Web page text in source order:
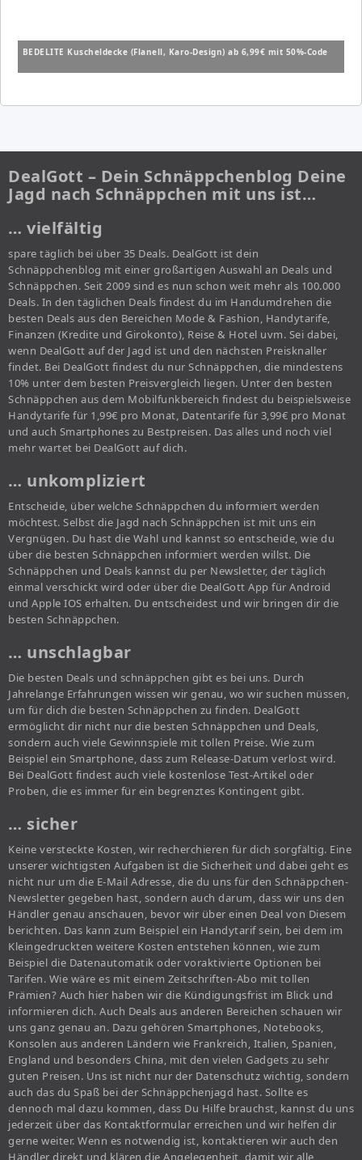
BEDELITE Kuscheldecke (Flanell, Karo-Design) ab 6,99€ mit 50%-Code
DealGott – Dein Schnäppchenblog Deine
Jagd nach Schnäppchen mit uns ist…
… vielfältig
spare täglich bei über 35 Deals. DealGott ist dein
Schnäppchenblog mit einer großartigen Auswahl an Deals und
Schnäppchen. Seit 2009 sind es nun schon weit mehr als 100.000
Deals. In den täglichen Deals findest du im Handumdrehen die
besten Deals aus den Bereichen Mode & Fashion, Handytarife,
Finanzen (Kredite und Girokonto), Reise & Hotel uvm. Sei dabei,
wenn DealGott auf der Jagd ist und den nächsten Preisknaller
findet. Bei DealGott findest du nur Schnäppchen, die mindestens
10% unter dem besten Preisvergleich liegen. Unter den besten
Schnäppchen aus dem Mobilfunkbereich findest du beispielsweise
Handytarife für 1,99€ pro Monat, Datentarife für 3,99€ pro Monat
und auch Smartphones zu Bestpreisen. Das alles und noch viel
mehr wartet bei DealGott auf dich.
… unkompliziert
Entscheide, über welche Schnäppchen du informiert werden
möchtest. Selbst die Jagd nach Schnäppchen ist mit uns ein
Vergnügen. Du hast die Wahl und kannst so entscheide, wie du
über die besten Schnäppchen informiert werden willst. Die
Schnäppchen und Deals kannst du per Newsletter, der täglich
einmal verschickt wird oder über die DealGott App für Android
und Apple IOS erhalten. Du entscheidest und wir bringen dir die
besten Schnäppchen.
… unschlagbar
Die besten Deals und schnäppchen gibt es bei uns. Durch
Jahrelange Erfahrungen wissen wir genau, wo wir suchen müssen,
um für dich die besten Schnäppchen zu finden. DealGott
ermöglicht dir nicht nur die besten Schnäppchen und Deals,
sondern auch viele Gewinnspiele mit tollen Preise. Wie zum
Beispiel ein Smartphone, dass zum Release-Datum verlost wird.
Bei DealGott findest auch viele kostenlose Test-Artikel oder
Proben, die es immer für ein begrenztes Kontingent gibt.
… sicher
Keine versteckte Kosten, wir recherchieren für dich sorgfältig. Eine
unserer wichtigsten Aufgaben ist die Sicherheit und dabei geht es
nicht nur um die E-Mail Adresse, die du uns für den Schnäppchen-
Newsletter gegeben hast, sondern auch darum, dass wir uns den
Händler genau anschauen, bevor wir über einen Deal von Diesem
berichten. Das kann zum Beispiel ein Handytarif sein, bei dem im
Kleingedruckten weitere Kosten entstehen können, wie zum
Beispiel die Datenautomatik oder voraktivierte Optionen bei
Tarifen. Wie wäre es mit einem Zeitschriften-Abo mit tollen
Prämien? Auch hier haben wir die Kündigungsfrist im Blick und
informieren dich. Auch Deals aus anderen Bereichen schauen wir
uns ganz genau an. Dazu gehören Smartphones, Notebooks,
Konsolen aus anderen Ländern wie Frankreich, Italien, Spanien,
England und besonders China, mit den vielen Gadgets zu sehr
guten Preisen. Uns ist nicht nur der Datenschutz wichtig, sondern
auch das du Spaß bei der Schnäppchenjagd hast. Sollte es
dennoch mal dazu kommen, dass Du Hilfe brauchst, kannst du uns
jederzeit über das Kontaktformular erreichen und wir helfen dir
gerne weiter. Wenn es notwendig ist, kontaktieren wir auch den
Händler direkt und klären die Angelegenheit, damit wir alle